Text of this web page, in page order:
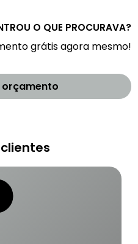
O QUE PROCURAVA?
grátis agora mesmo!
orçamento